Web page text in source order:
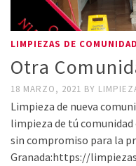
LIMPIEZAS DE
Otra
18 MARZO, 2021 BY
Limpieza de nueva
limpieza de tú
sin compromiso para la
Granada:https://